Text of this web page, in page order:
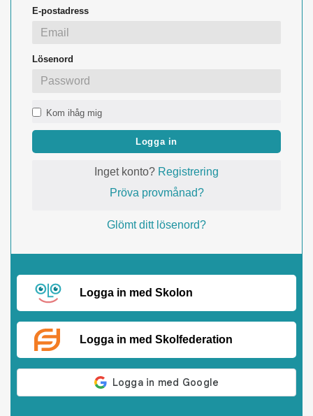
E-postadress
Lösenord
Kom ihåg mig
Logga in
Inget konto? Registrering
Pröva provmånad?
Glömt ditt lösenord?
Logga in med Skolon
Logga in med Skolfederation